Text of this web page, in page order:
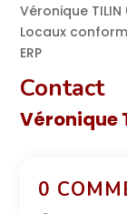
Véronique TILIN
Locaux
ERP
Contact
Véronique
0